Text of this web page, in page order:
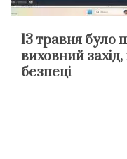
13 травня було
виховний
безпеці